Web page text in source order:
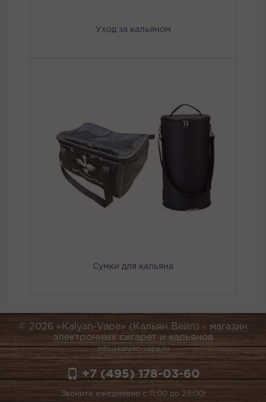
Уход за кальяном
Сумки для кальяна
© 2026 «Kalyan-Vape» (Кальян Вейп) - магазин
электронных сигарет и кальянов
info@kalyan-vape.ru
+7 (495) 178-03-60
Звоните ежедневно с 11:00 до 23:00!